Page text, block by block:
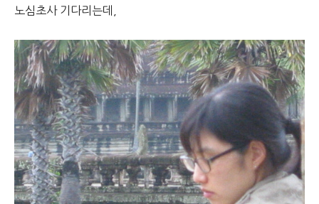
노심초사 기다리는데,